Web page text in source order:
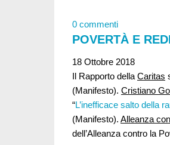
0 commenti
POVERTÀ E
18 Ottobre 2018
Il Rapporto della Caritas
(Manifesto). Cristiano
“L’inefficace salto della
(Manifesto). Alleanza
dell’Alleanza contro la